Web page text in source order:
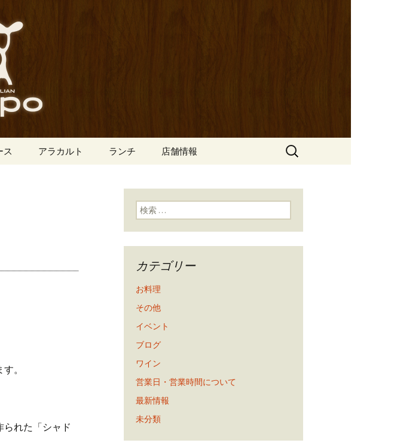
リアン
」の公式ブログ
ご用意。デートにも一人飲みのお客様にもぴった
ス アラカルト ランチ 店舗情報
検
。
れた「シャド
検索:
カテゴリー
お料理
その他
イベント
ブログ
ワイン
営業日・営業時間について
最新情報
未分類